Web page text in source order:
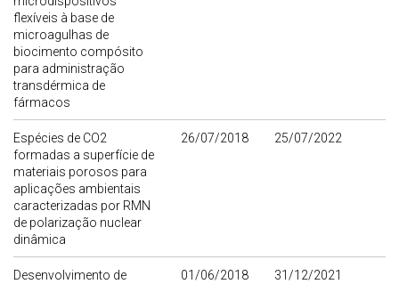
flexíveis à base de
microagulhas de
biocimento compósito
para administração
transdérmica de
fármacos
Espécies de CO2
formadas a superfície de
materiais porosos para
aplicações ambientais
caracterizadas por RMN
de polarização nuclear
dinâmica
26/07/2018 25/07/2022
Desenvolvimento de
01/06/2018 31/12/2021